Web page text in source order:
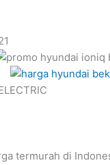
termurah di